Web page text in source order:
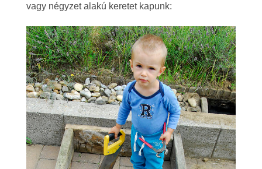
vagy négyzet alakú keretet kapunk: